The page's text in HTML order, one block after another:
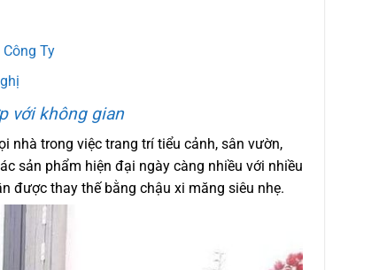
Ty
với không gian
nhà trong việc trang trí tiểu cảnh, sân vườn,
sản phẩm hiện đại ngày càng nhiều với nhiều
được thay thế bằng chậu xi măng siêu nhẹ.